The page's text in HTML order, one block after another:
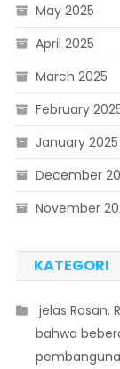
May 2025
April 2025
March 2025
February
January 2025
December
November
KATEGORI
 jelas
bahwa